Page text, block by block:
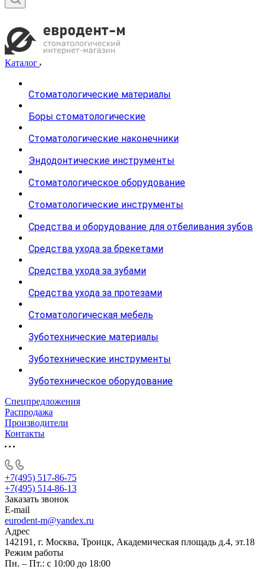
Каталог
Стоматологические материалы
Боры стоматологические
Стоматологические наконечники
Эндодонтические инструменты
Стоматологическое оборудование
Стоматологические инструменты
Средства и оборудование для отбеливания зубов
Средства ухода за брекетами
Средства ухода за зубами
Средства ухода за протезами
Стоматологическая мебель
Зуботехнические материалы
Зуботехнические инструменты
Зуботехническое оборудование
Спецпредложения
Распродажа
Производители
Контакты
+7(495) 517-86-75
+7(495) 514-86-13
Заказать звонок
E-mail
eurodent-m@yandex.ru
Адрес
142191, г. Москва, Троицк, Академическая площадь д.4, эт.18
Режим работы
Пн. – Пт.: с 10:00 до 18:00